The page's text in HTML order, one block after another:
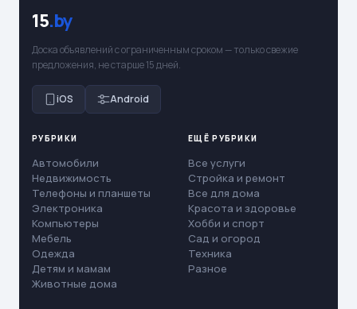
15.by
Доска объявлений с ограниченным сроком — только свежие
предложения, не старше 15 дней.
iOS Android
РУБРИКИ
Автомобили
Недвижимость
Телефоны и планшеты
Электроника
Компьютеры
Мебель
Одежда
Детям и мамам
Животные дома
ЕЩЁ РУБРИКИ
Все услуги
Стройка и ремонт
Все для дома
Красота и здоровье
Хобби и спорт
Сад и огород
Техника
Разное